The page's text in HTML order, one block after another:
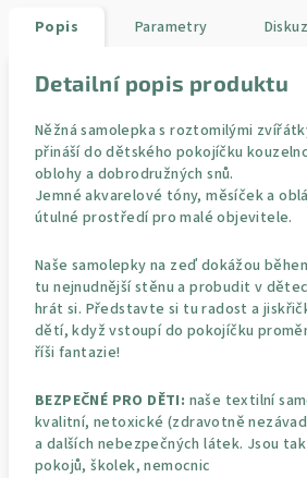
Popis Parametry
Detailní popis produktu
Něžná samolepka s roztomilými
přináší do dětského pokojíčku
oblohy a dobrodružných snů.
Jemné akvarelové tóny, měsíček a
útulné prostředí pro malé objevitele.
Naše samolepky na zeď dokážou
tu nejnudnější stěnu a probudit v
hrát si. Představte si tu radost a
dětí, když vstoupí do pokojíčku
říši fantazie!
BEZPEČNÉ PRO DĚTI: naše textilní
kvalitní, netoxické (zdravotně
a dalších nebezpečných látek. Jsou
pokojů, školek, nemocnic